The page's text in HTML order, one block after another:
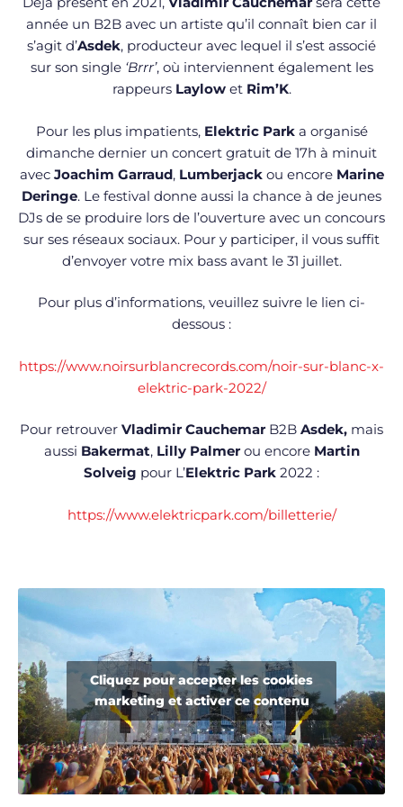
Pour retrouver Vladimir Cauchemar B2BAsdek,
mais
aussi Bakermat ,Lilly Palmer ou encore
Martin
Solveigpour L’Elektric Park 2022 :
https://www.elektricpark.com/billetterie/
Cliquez pour accepter les cookies